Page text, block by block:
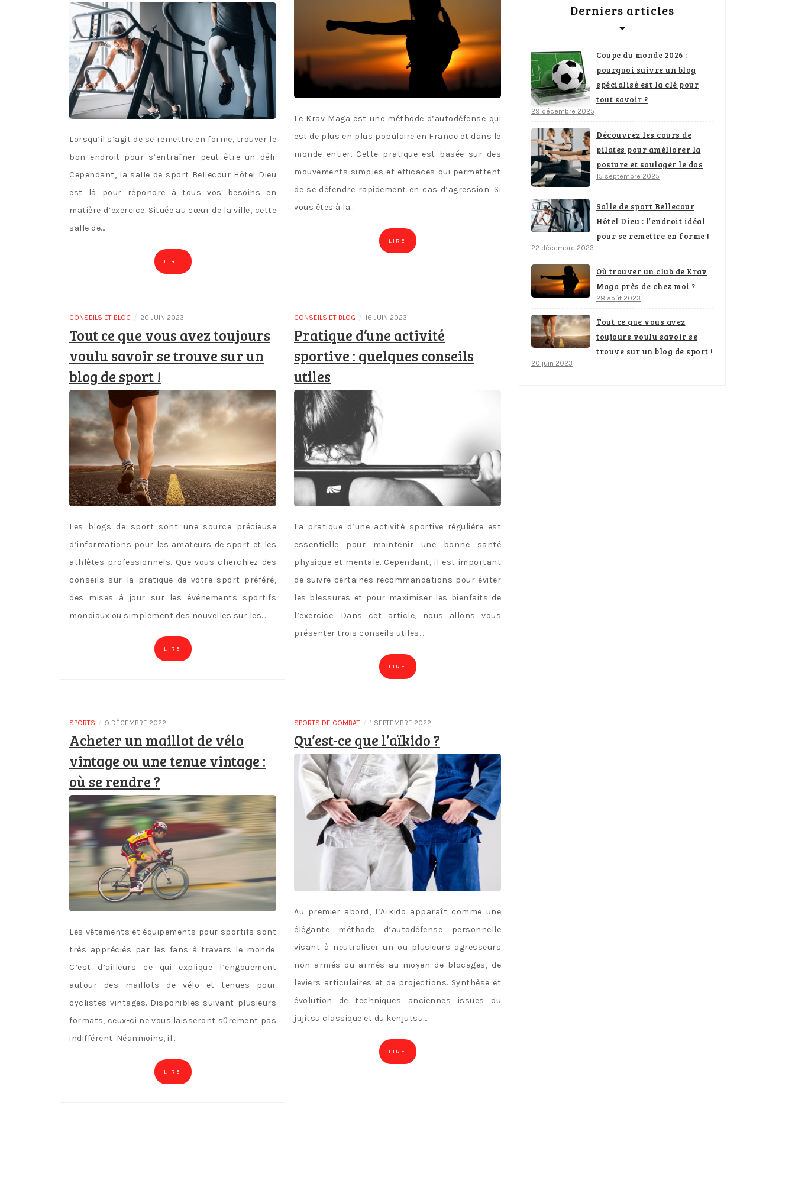
Lorsqu’il s’agit de se remettre en forme, trouver le
bon endroit pour s’entraîner peut être un défi.
Cependant, la salle de sport Bellecour Hôtel Dieu
est là pour répondre à tous vos besoins en
matière d’exercice. Située au cœur de la ville, cette
salle de…
LIRE
Le Krav Maga est une méthode d’autodéfense qui
est de plus en plus populaire en France et dans le
monde entier. Cette pratique est basée sur des
mouvements simples et efficaces qui permettent
de se défendre rapidement en cas d’agression. Si
vous êtes à la…
LIRE
CONSEILS ET BLOG / 20 JUIN 2023
Tout ce que vous avez toujours
voulu savoir se trouve sur un
blog de sport !
Les blogs de sport sont une source précieuse
d’informations pour les amateurs de sport et les
athlètes professionnels. Que vous cherchiez des
conseils sur la pratique de votre sport préféré,
des mises à jour sur les événements sportifs
mondiaux ou simplement des nouvelles sur les…
LIRE
CONSEILS ET BLOG / 16 JUIN 2023
Pratique d’une activité
sportive : quelques conseils
utiles
La pratique d’une activité sportive régulière est
essentielle pour maintenir une bonne santé
physique et mentale. Cependant, il est important
de suivre certaines recommandations pour éviter
les blessures et pour maximiser les bienfaits de
l’exercice. Dans cet article, nous allons vous
présenter trois conseils utiles…
LIRE
SPORTS / 9 DÉCEMBRE 2022
Acheter un maillot de vélo
vintage ou une tenue vintage :
où se rendre ?
Les vêtements et équipements pour sportifs sont
très appréciés par les fans à travers le monde.
C’est d’ailleurs ce qui explique l’engouement
autour des maillots de vélo et tenues pour
cyclistes vintages. Disponibles suivant plusieurs
formats, ceux-ci ne vous laisseront sûrement pas
indifférent. Néanmoins, il…
LIRE
SPORTS DE COMBAT / 1 SEPTEMBRE 2022
Qu’est-ce que l’aïkido ?
Au premier abord, l’Aïkido apparaît comme une
élégante méthode d’autodéfense personnelle
visant à neutraliser un ou plusieurs agresseurs
non armés ou armés au moyen de blocages, de
leviers articulaires et de projections. Synthèse et
évolution de techniques anciennes issues du
jujitsu classique et du kenjutsu…
LIRE
Derniers articles
Coupe du monde 2026 :
pourquoi suivre un blog
spécialisé est la clé pour
tout savoir ?
29 décembre 2025
Découvrez les cours de
pilates pour améliorer la
posture et soulager le dos
15 septembre 2025
Salle de sport Bellecour
Hôtel Dieu : l’endroit idéal
pour se remettre en forme !
22 décembre 2023
Où trouver un club de Krav
Maga près de chez moi ?
28 août 2023
Tout ce que vous avez
toujours voulu savoir se
trouve sur un blog de sport !
20 juin 2023